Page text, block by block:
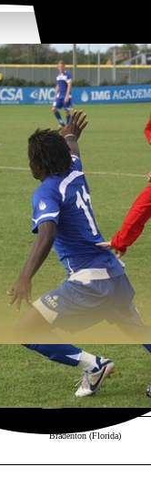
IMG FLORIDA
Chicos y chicas de 10 a 18
Bradenton (Florida)